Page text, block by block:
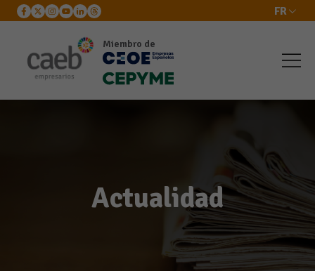
FR
Miembro de
Actualidad